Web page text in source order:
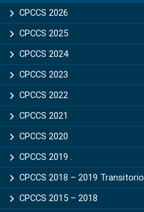
Sidebar
CPCCS 2026
CPCCS 2025
CPCCS 2024
CPCCS 2023
CPCCS 2022
CPCCS 2021
CPCCS 2020
CPCCS 2019 .
CPCCS 2018 – 2019 Transitorio
CPCCS 2015 – 2018